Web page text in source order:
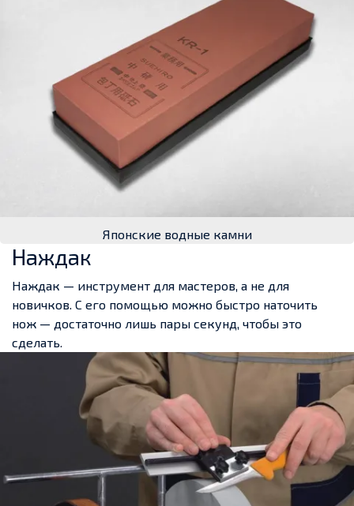
Японские водные камни
Наждак
Наждак — инструмент для мастеров, а не для
новичков. С его помощью можно быстро наточить
нож — достаточно лишь пары секунд, чтобы это
сделать.